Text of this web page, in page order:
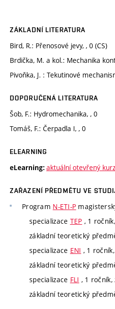
ZÁKLADNÍ LITERATURA
Bird, R.: Přenosové jevy, , 0 (CS)
Brdička, M. a kol.: Mechanika
Pivoňka, J. : Tekutinové
DOPORUČENÁ LITERATURA
Šob, F.: Hydromechanika, , 0
Tomáš, F.: Čerpadla I, , 0
ELEARNING
eLearning: aktuální otevřený kurz
ZAŘAZENÍ PŘEDMĚTU VE
Program N-ETI-P
specializace TEP , 1
základní teoretický
specializace ENI , 1
základní teoretický
specializace FLI , 1 ročník,
základní teoretický